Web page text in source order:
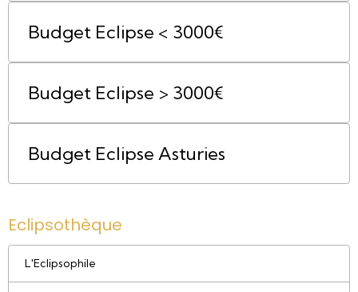
Budget Eclipse < 3000€
Budget Eclipse > 3000€
Budget Eclipse Asturies
Eclipsothèque
L'Eclipsophile